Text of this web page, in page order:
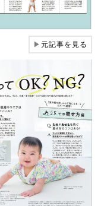
▶元記事を見る